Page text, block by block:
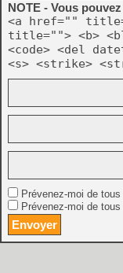
NOTE - Vous
<a href=""
title=""> <b>
<code> <del
<s> <strike>
Prévenez-moi de
Prévenez-moi de